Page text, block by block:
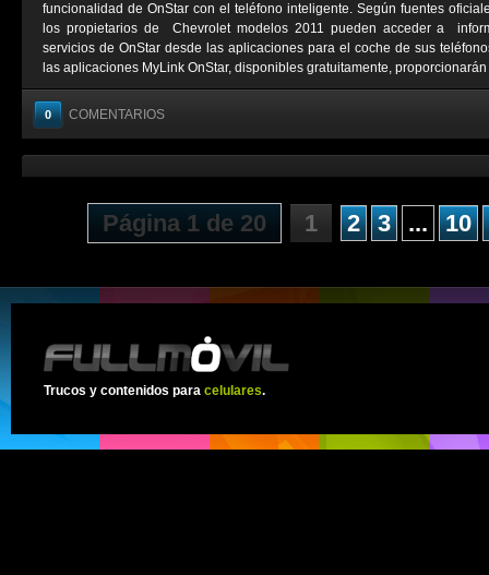
funcionalidad de OnStar con el teléfono inteligente. Según fuentes
los propietarios de Chevrolet modelos 2011 pueden acceder a
servicios de OnStar desde las aplicaciones para el coche de sus
las aplicaciones MyLink OnStar, disponibles gratuitamente, proporcionarán
0 COMENTARIOS
Página 1 de 20 1 2 3 ... 10
Trucos y contenidos para celulares.